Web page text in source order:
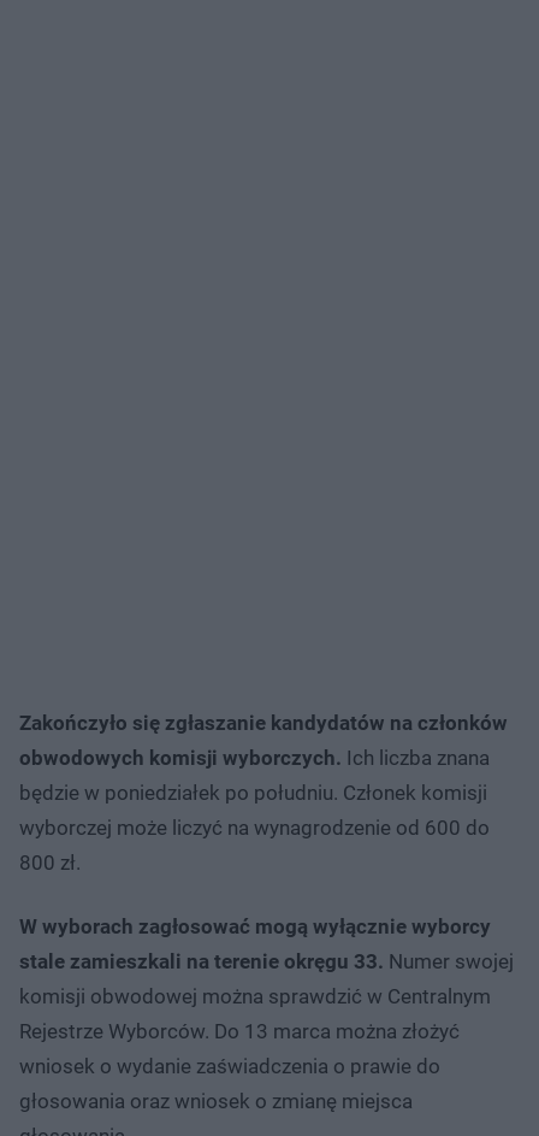
Zakończyło się zgłaszanie kandydatów na członków
obwodowych komisji wyborczych. Ich liczba znana
będzie w poniedziałek po południu. Członek komisji
wyborczej może liczyć na wynagrodzenie od 600 do
800 zł.
W wyborach zagłosować mogą wyłącznie wyborcy
stale zamieszkali na terenie okręgu 33. Numer swojej
komisji obwodowej można sprawdzić w Centralnym
Rejestrze Wyborców. Do 13 marca można złożyć
wniosek o wydanie zaświadczenia o prawie do
głosowania oraz wniosek o zmianę miejsca